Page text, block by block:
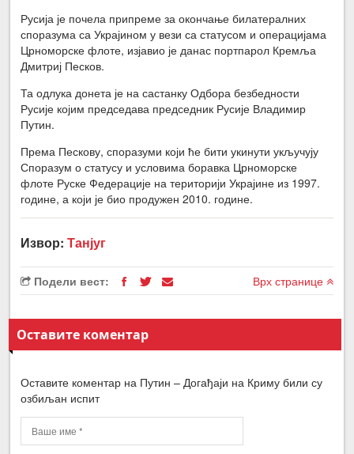
Русија је почела припреме за окончање билатералних
споразума са Украјином у вези са статусом и операцијама
Црноморске флоте, изјавио је данас портпарол Кремља
Дмитриј Песков.
Та одлука донета је на састанку Одбора безбедности
Русије којим председава председник Русије Владимир
Путин.
Према Пескову, споразуми који ће бити укинути укључују
Споразум о статусу и условима боравка Црноморске
флоте Руске Федерације на територији Украјине из 1997.
године, а који је био продужен 2010. године.
Извор:Танјуг
Подели вест: Врх странице
Оставите коментар
Оставите коментар на Путин – Догађаји на Криму били су
озбиљан испит